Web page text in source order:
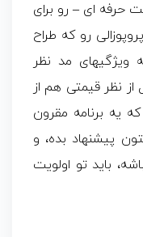
حرفه ای – رو برای
رو که طراح
ویژگیهای مد نظر
نظر قیمتی هم از
یه برنامه مقرون
پیشنهاد بده، و
باید تو اولویت